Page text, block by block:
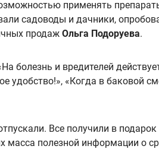
применять
садоводы и дачники,
продаж Ольга Подоруева.
болезнь и вредителей
удобство!», «Когда в
Все получили в
полезной информации о